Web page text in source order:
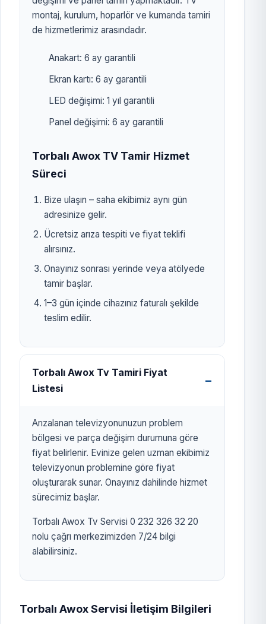
montaj, kurulum, hoparlör ve kumanda tamiri
de hizmetlerimiz arasındadır.
Anakart: 6 ay garantili
Ekran kartı: 6 ay garantili
LED değişimi: 1 yıl garantili
Panel değişimi: 6 ay garantili
Torbalı Awox TV Tamir Hizmet
Süreci
Bize ulaşın – saha ekibimiz aynı gün
adresinize gelir.
Ücretsiz arıza tespiti ve fiyat teklifi
alırsınız.
Onayınız sonrası yerinde veya atölyede
tamir başlar.
1–3 gün içinde cihazınız faturalı şekilde
teslim edilir.
Torbalı Awox Tv Tamiri Fiyat
Listesi
Arızalanan televizyonunuzun problem
bölgesi ve parça değişim durumuna göre
fiyat belirlenir. Evinize gelen uzman ekibimiz
televizyonun problemine göre fiyat
oluşturarak sunar. Onayınız dahilinde hizmet
sürecimiz başlar.
Torbalı Awox Tv Servisi 0 232 326 32 20
nolu çağrı merkezimizden 7/24 bilgi
alabilirsiniz.
Torbalı Awox Servisi İletişim Bilgileri